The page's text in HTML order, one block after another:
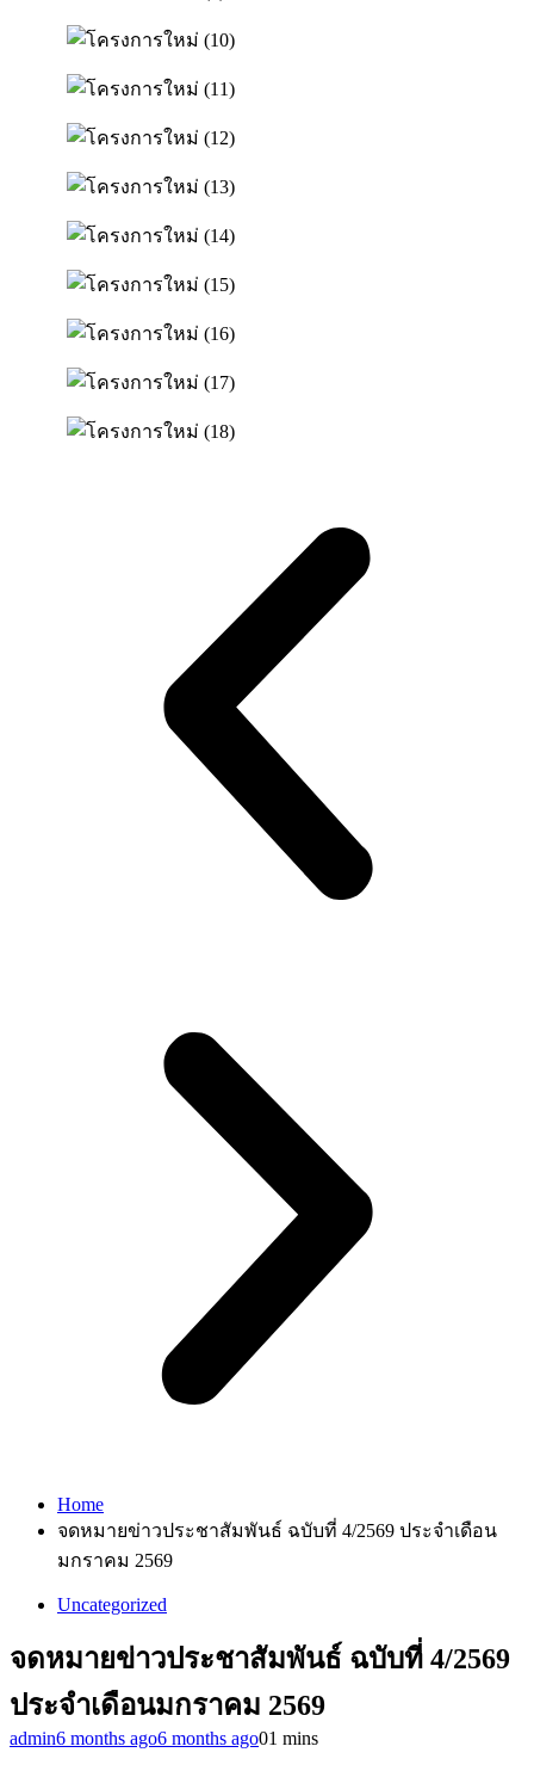
Home
จดหมายข่าวประชาสัมพันธ์ ฉบับที่ 4/2569 ประจำเดือน
มกราคม 2569
Uncategorized
จดหมายข่าวประชาสัมพันธ์ ฉบับที่ 4/2569
ประจำเดือนมกราคม 2569
admin6 months ago6 months ago01 mins